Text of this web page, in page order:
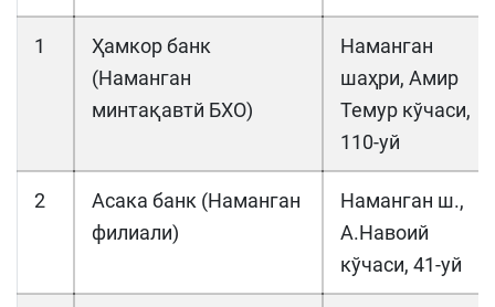
1
Ҳамкор банк
(Наманган
минтақавтй БХО)
Наманган
шаҳри, Амир
Темур кўчаси,
110-уй
2
Асака банк (Наманган
филиали)
Наманган ш.,
А.Навоий
кўчаси, 41-уй